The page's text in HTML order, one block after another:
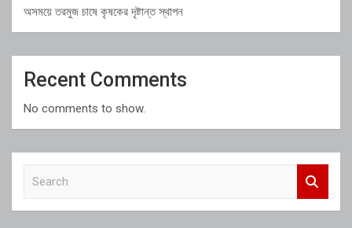
অসময়ে তরমুজ চাষে কৃষকের দৃষ্টান্ত স্থাপন
Recent Comments
No comments to show.